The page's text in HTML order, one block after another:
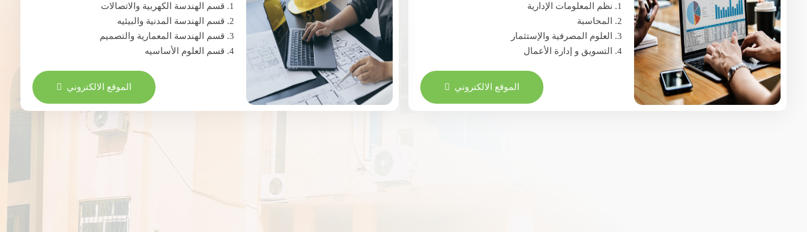
1. نظم المعلومات الإدارية
2. المحاسبة
3. العلوم المصرفية والإستثمار
4. التسويق و إدارة الأعمال
الموقع الالكتروني
1. قسم الهندسة الكهربية والاتصالات
2. قسم الهندسة المدنية والبيئيه
3. قسم الهندسة المعمارية والتصميم
4. قسم العلوم الأساسيه
الموقع الالكتروني